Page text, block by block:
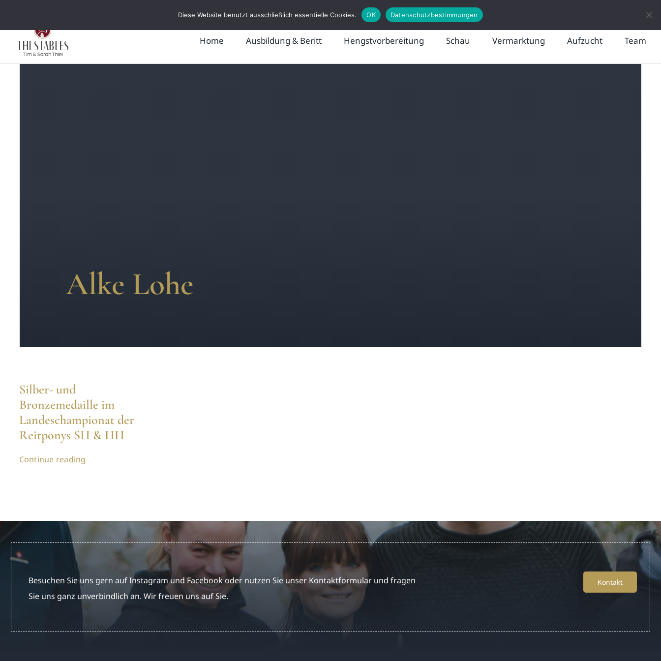
springen
Home Ausbildung & Beritt Hengstvorbereitung Schau Vermarktung Aufzucht Team
Alke Lohe
Silber- und
Bronzemedaille im
Landeschampionat der
Reitponys SH & HH
Continue reading
Besuchen Sie uns gern auf Instagram und Facebook oder nutzen Sie unser Kontaktformular und fragen
Sie uns ganz unverbindlich an. Wir freuen uns auf Sie.
Kontakt
Diese Website benutzt ausschließlich essentielle Cookies. OK Datenschutzbestimmungen